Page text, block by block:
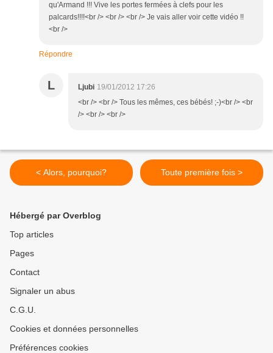
qu'Armand !!! Vive les portes fermées à clefs pour les
palcards!!!!<br /> <br /> <br /> Je vais aller voir cette vidéo !!
<br />
Répondre
L Ljubi 19/01/2012 17:26
<br /> <br /> Tous les mêmes, ces bébés! ;-)<br /> <br
/> <br /> <br />
< Alors, pourquoi? Toute première fois >
Hébergé par Overblog
Top articles
Pages
Contact
Signaler un abus
C.G.U.
Cookies et données personnelles
Préférences cookies